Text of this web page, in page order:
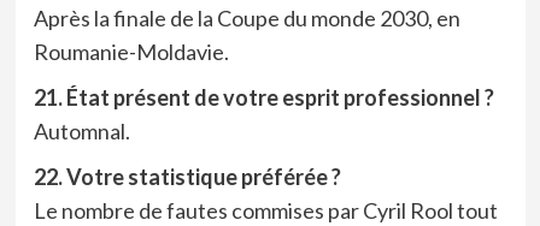
Après la finale de la Coupe du monde 2030, en
Roumanie-Moldavie.
21. État présent de votre esprit professionnel ?
Automnal.
22. Votre statistique préférée ?
Le nombre de fautes commises par Cyril Rool tout